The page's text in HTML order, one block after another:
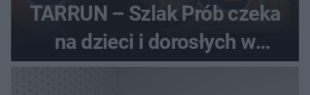
TARRUN – Szlak Prób czeka
na dzieci i dorosłych w
Dolinie Dunajca